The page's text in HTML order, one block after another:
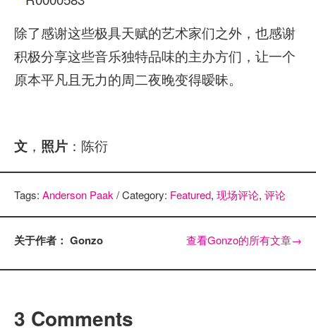
除了感谢这些极具天赋的艺术家们之外，也感谢
积极分享这些音乐独特品味的主办方们，让一个
原本平凡且无力的周二夜晚变得暧昧。
文 ， 照片 ：陈衍
Tags: Anderson Paak / Category: Featured, 现场评论, 评论
关于作者： Gonzo 查看Gonzo的所有文章→
3 Comments